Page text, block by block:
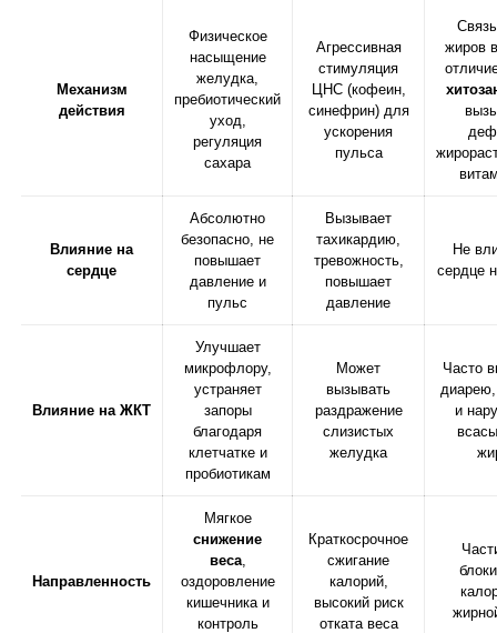
Механизм
действия
Физическое
насыщение
желудка,
пребиотический
уход,
регуляция
сахара
Агрессивная
стимуляция
ЦНС (кофеин,
синефрин) для
ускорения
пульса
жиров
Влияние на
сердце
Абсолютно
безопасно, не
повышает
давление и
пульс
Вызывает
тахикардию,
тревожность,
повышает
давление
Не
сердце
Влияние на ЖКТ
Улучшает
микрофлору,
устраняет
запоры
благодаря
клетчатке и
пробиотикам
Может
вызывать
раздражение
слизистых
желудка
Часто
и
Направленность
Мягкое
снижение
веса,
оздоровление
кишечника и
контроль
Краткосрочное
сжигание
калорий,
высокий риск
отката веса